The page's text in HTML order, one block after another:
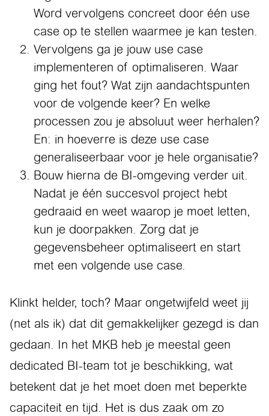
Word vervolgens concreet door één use
case op te stellen waarmee je kan testen.
Vervolgens ga je jouw use case
implementeren of optimaliseren. Waar
ging het fout? Wat zijn aandachtspunten
voor de volgende keer? En welke
processen zou je absoluut weer herhalen?
En: in hoeverre is deze use case
generaliseerbaar voor je hele organisatie?
Bouw hierna de BI-omgeving verder uit.
Nadat je één succesvol project hebt
gedraaid en weet waarop je moet letten,
kun je doorpakken. Zorg dat je
gegevensbeheer optimaliseert en start
met een volgende use case.
Klinkt helder, toch? Maar ongetwijfeld weet jij
(net als ik) dat dit gemakkelijker gezegd is dan
gedaan. In het MKB heb je meestal geen
dedicated BI-team tot je beschikking, wat
betekent dat je het moet doen met beperkte
capaciteit en tijd. Het is dus zaak om zo